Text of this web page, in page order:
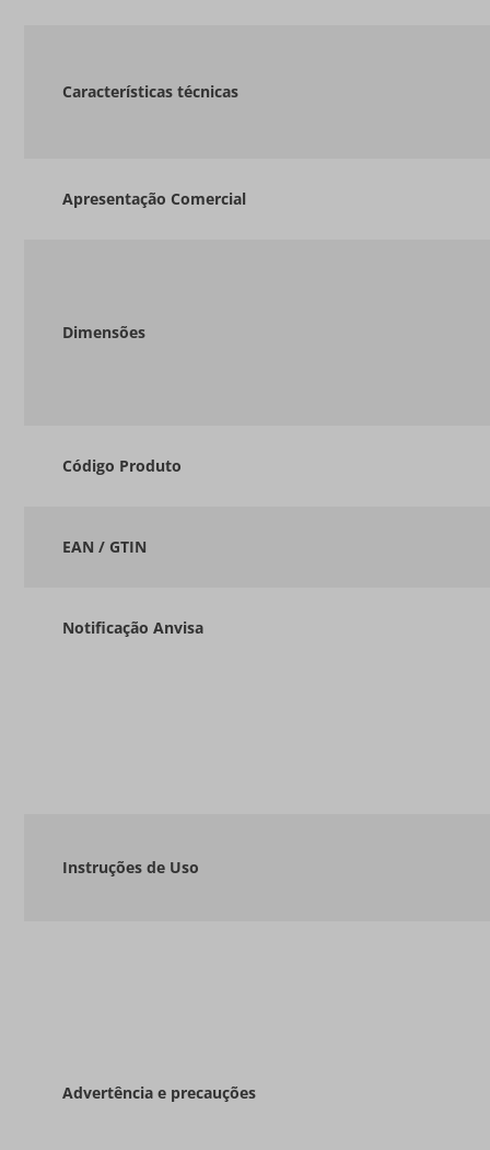
Características técnicas
Apresentação Comercial
Dimensões
Código Produto
EAN / GTIN
Notificação Anvisa
Instruções de Uso
Advertência e precauções